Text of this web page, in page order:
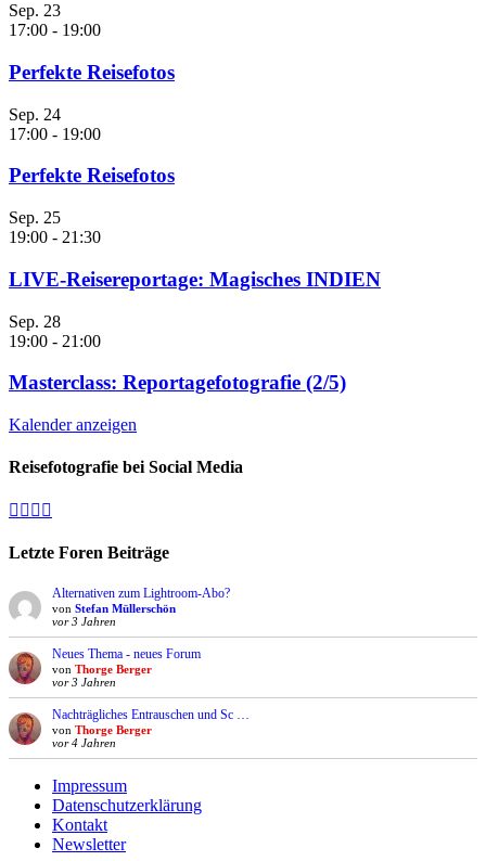
Sep. 23
17:00 - 19:00
Perfekte Reisefotos
Sep. 24
17:00 - 19:00
Perfekte Reisefotos
Sep. 25
19:00 - 21:30
LIVE-Reisereportage: Magisches INDIEN
Sep. 28
19:00 - 21:00
Masterclass: Reportagefotografie (2/5)
Kalender anzeigen
Reisefotografie bei Social Media
Facebook
Vimeo
YouTube
Letzte Foren Beiträge
Alternativen zum Lightroom-Abo?
von Stefan Müllerschön
vor 3 Jahren
Neues Thema - neues Forum
von Thorge Berger
vor 3 Jahren
Nachträgliches Entrauschen und Sc …
von Thorge Berger
vor 4 Jahren
Impressum
Datenschutzerklärung
Kontakt
Newsletter